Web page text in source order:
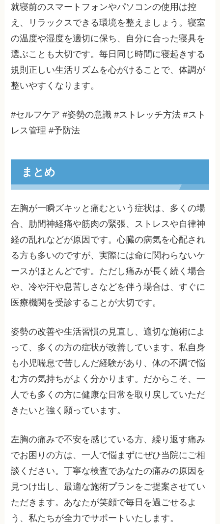
就寝前のスマートフォンやパソコンの使用は控
え、リラックスできる環境を整えましょう。寝室
の温度や湿度を適切に保ち、自分に合った寝具を
選ぶことも大切です。毎日同じ時間に寝起きする
規則正しい生活リズムを心がけることで、体調が
整いやすくなります。
#セルフケア #姿勢の意識 #ストレッチ方法 #スト
レス管理 #予防法
まとめ
左胸が一瞬ズキッと痛むという症状は、多くの場
合、肋間神経痛や筋肉の緊張、ストレスや自律神
経の乱れなどが原因です。心臓の病気を心配され
る方も多いのですが、実際には命に関わらないケ
ースがほとんどです。ただし痛みが長く続く場合
や、冷や汗や息苦しさなどを伴う場合は、すぐに
医療機関を受診することが大切です。
姿勢の改善や生活習慣の見直し、適切な施術によ
って、多くの方の症状が改善しています。私自身
も小児喘息で苦しんだ経験があり、体の不調で悩
む方の気持ちがよく分かります。だからこそ、一
人でも多くの方に健康な日常を取り戻していただ
きたいと強く願っています。
左胸の痛みで不安を感じている方、繰り返す痛み
でお困りの方は、一人で悩まずにぜひ当院にご相
談ください。丁寧な検査であなたの痛みの原因を
見つけ出し、最適な施術プランをご提案させてい
ただきます。あなたが笑顔で毎日を過ごせるよ
う、私たちが全力でサポートいたします。